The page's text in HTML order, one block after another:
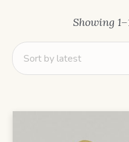
Showing